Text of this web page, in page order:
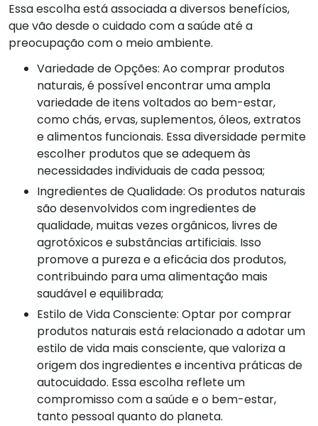
Essa escolha está associada a diversos benefícios,
que vão desde o cuidado com a saúde até a
preocupação com o meio ambiente.
Variedade de Opções: Ao comprar produtos
naturais, é possível encontrar uma ampla
variedade de itens voltados ao bem-estar,
como chás, ervas, suplementos, óleos, extratos
e alimentos funcionais. Essa diversidade permite
escolher produtos que se adequem às
necessidades individuais de cada pessoa;
Ingredientes de Qualidade: Os produtos naturais
são desenvolvidos com ingredientes de
qualidade, muitas vezes orgânicos, livres de
agrotóxicos e substâncias artificiais. Isso
promove a pureza e a eficácia dos produtos,
contribuindo para uma alimentação mais
saudável e equilibrada;
Estilo de Vida Consciente: Optar por comprar
produtos naturais está relacionado a adotar um
estilo de vida mais consciente, que valoriza a
origem dos ingredientes e incentiva práticas de
autocuidado. Essa escolha reflete um
compromisso com a saúde e o bem-estar,
tanto pessoal quanto do planeta.